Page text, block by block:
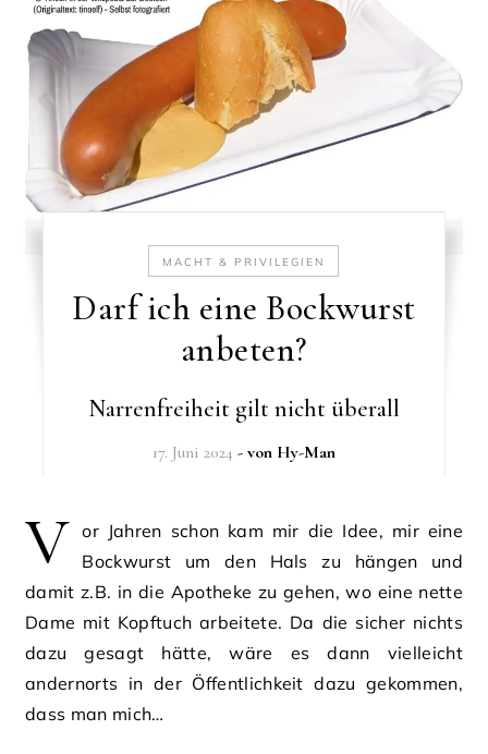
MACHT & PRIVILEGIEN
Darf ich eine Bockwurst
anbeten?
Narrenfreiheit gilt nicht überall
17. Juni 2024 - von Hy-Man
V or Jahren schon kam mir die Idee, mir eine
Bockwurst um den Hals zu hängen und
damit z.B. in die Apotheke zu gehen, wo eine nette
Dame mit Kopftuch arbeitete. Da die sicher nichts
dazu gesagt hätte, wäre es dann vielleicht
andernorts in der Öffentlichkeit dazu gekommen,
dass man mich…